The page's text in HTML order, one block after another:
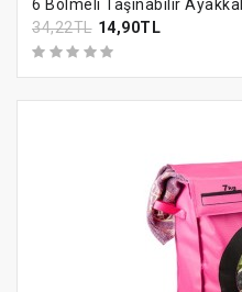
6 Bölmeli Taşınabilir
34,22TL 14,90TL